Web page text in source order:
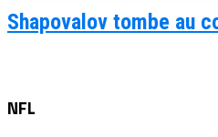
Shapovalov tombe au
NFL